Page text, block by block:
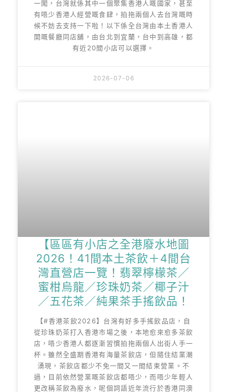
一闖，台灣就係其中一個聚集香港人嘅國家，甚至
有唔少香港人經營嘅食肆，拍拖兩個人去台灣嘅時
候不妨去支持一下啦！以下係全台灣由本土香港人
開嘅餐廳同店舖，由台北到宜蘭，台中到高雄，都
有近20間小店可以選擇。
2026-07-06
【區區有小店之全港廢水地圖
2026！41間本土茶飲＋4間台
灣直營店一覽！翡翠檸檬茶／
蜜柑烏龍／珍珠奶茶／椰子汁
／五花茶／純果茶手搖飲品！
【#香港茶飲2026】台灣有好多手搖飲品店，自
從珍珠奶茶打入香港市場之後，本地愈來愈多茶飲
店，唔少香港人都逐漸習慣拍拖兩個人出街人手一
杯。雖然全盛期香港有海量茶飲店，但隨住結業潮
湧現，茶飲店都少不免一間又一間結束營業。不
過，目前依然營業嘅茶飲店都唔少，而唔少年輕人
更改稱茶飲為廢水，呢個詞語近年流行於香港同澳